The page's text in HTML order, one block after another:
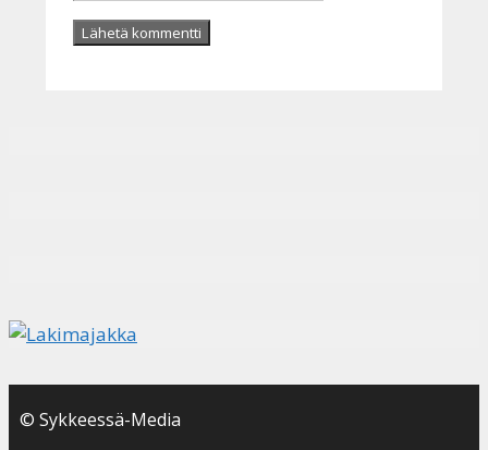
© Sykkeessä-Media